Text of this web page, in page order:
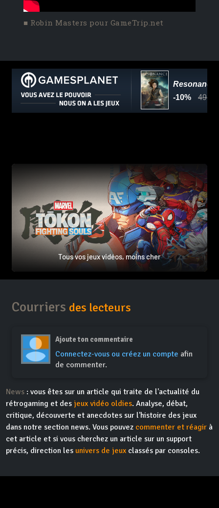
■ Robin Masters pour GameTrip.net
Tous vos jeux vidéos, moins cher
Courriers des lecteurs
Ajoute ton commentaire
Connectez-vous ou créez un compte afin
de commenter.
News : vous êtes sur un article qui traite de l'actualité du
rétrogaming et des jeux vidéo oldies. Analyse, débat,
critique, découverte et anecdotes sur l'histoire des jeux
dans notre section news. Vous pouvez commenter et réagir à
cet article et si vous cherchez un article sur un support
précis, direction les univers de jeux classés par consoles.